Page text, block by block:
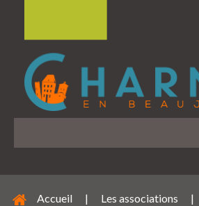
Accueil | Les associations |